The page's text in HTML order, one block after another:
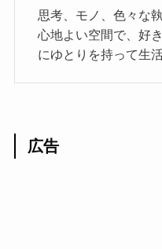
思考、モノ、色々な
心地よい空間で、好
にゆとりを持って生
広告